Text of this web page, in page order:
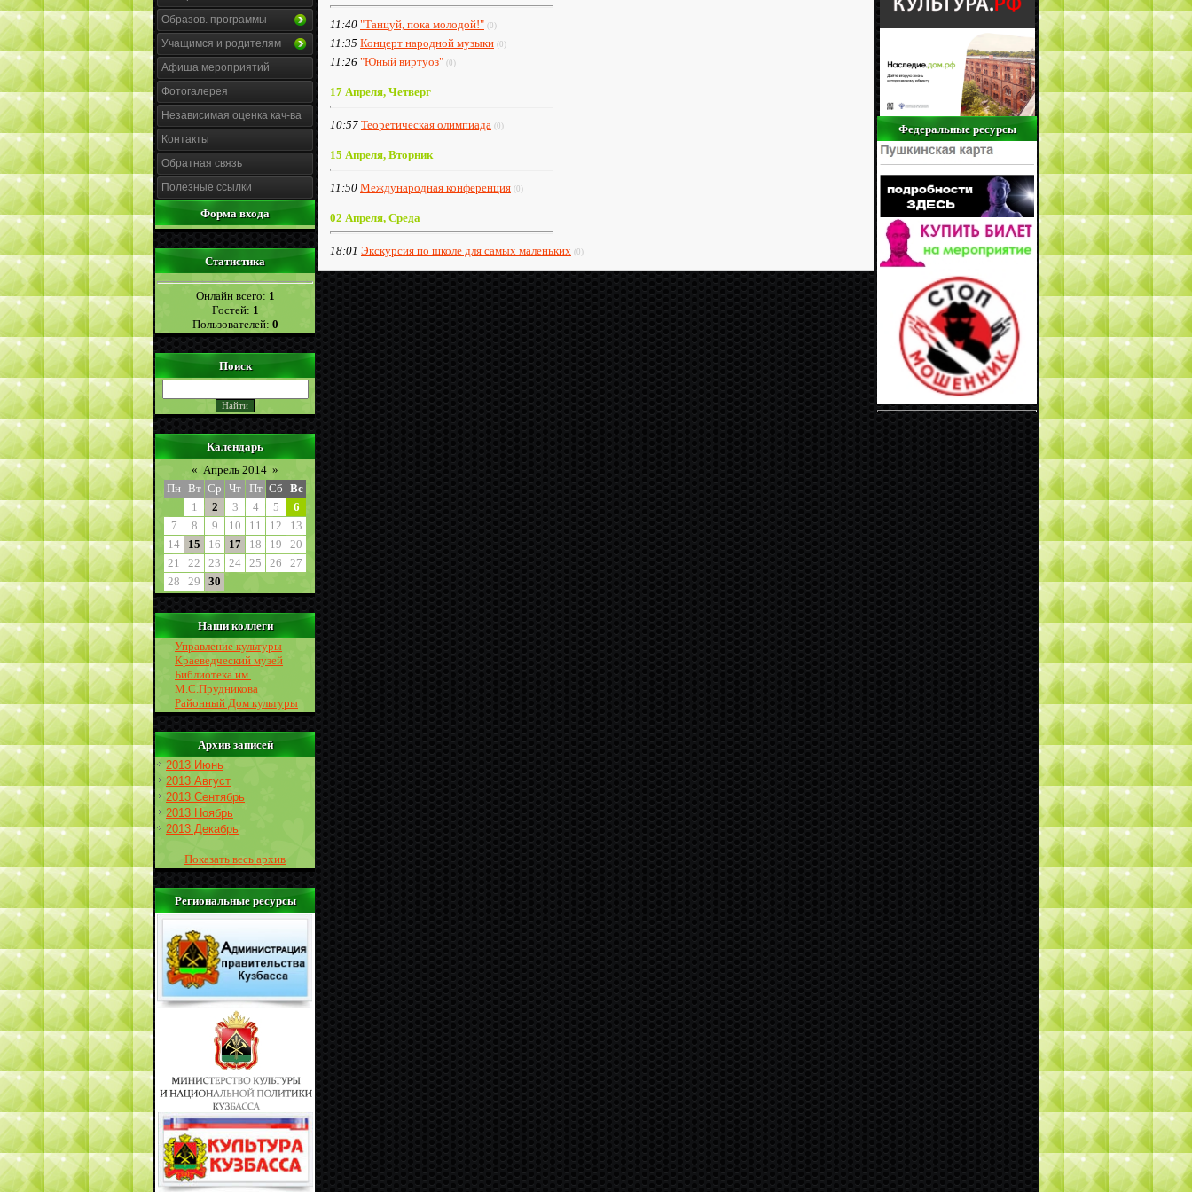
Образов. программы
Учащимся и родителям
Афиша мероприятий
Фотогалерея
Независимая оценка кач-ва
Контакты
Обратная связь
Полезные ссылки
Форма входа
Статистика
Онлайн всего: 1
Гостей: 1
Пользователей: 0
Поиск
Календарь
« Апрель 2014 »
Пн Вт Ср Чт Пт Сб Вс
1
2 3 4 5
6
7
8 9 10 11 12
13
14
15 16 17 18 19
20
21
22 23 24 25 26
27
28
29 30
Наши коллеги
Управление культуры
Краеведческий музей
Библиотека им.
М.С.Прудникова
Районный Дом культуры
Архив записей
2013 Июнь
2013 Август
2013 Сентябрь
2013 Ноябрь
2013 Декабрь
Показать весь архив
Региональные ресурсы
11:40 "Танцуй, пока молодой!" (0)
11:35 Концерт народной музыки (0)
11:26 "Юный виртуоз" (0)
17 Апреля, Четверг
10:57 Теоретическая олимпиада (0)
15 Апреля, Вторник
11:50 Международная конференция (0)
02 Апреля, Среда
18:01 Экскурсия по школе для самых маленьких (0)
Федеральные ресурсы